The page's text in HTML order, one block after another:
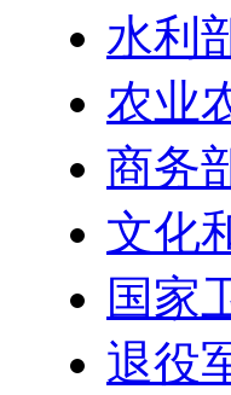
水利
农业
商务
文化
国家
退役